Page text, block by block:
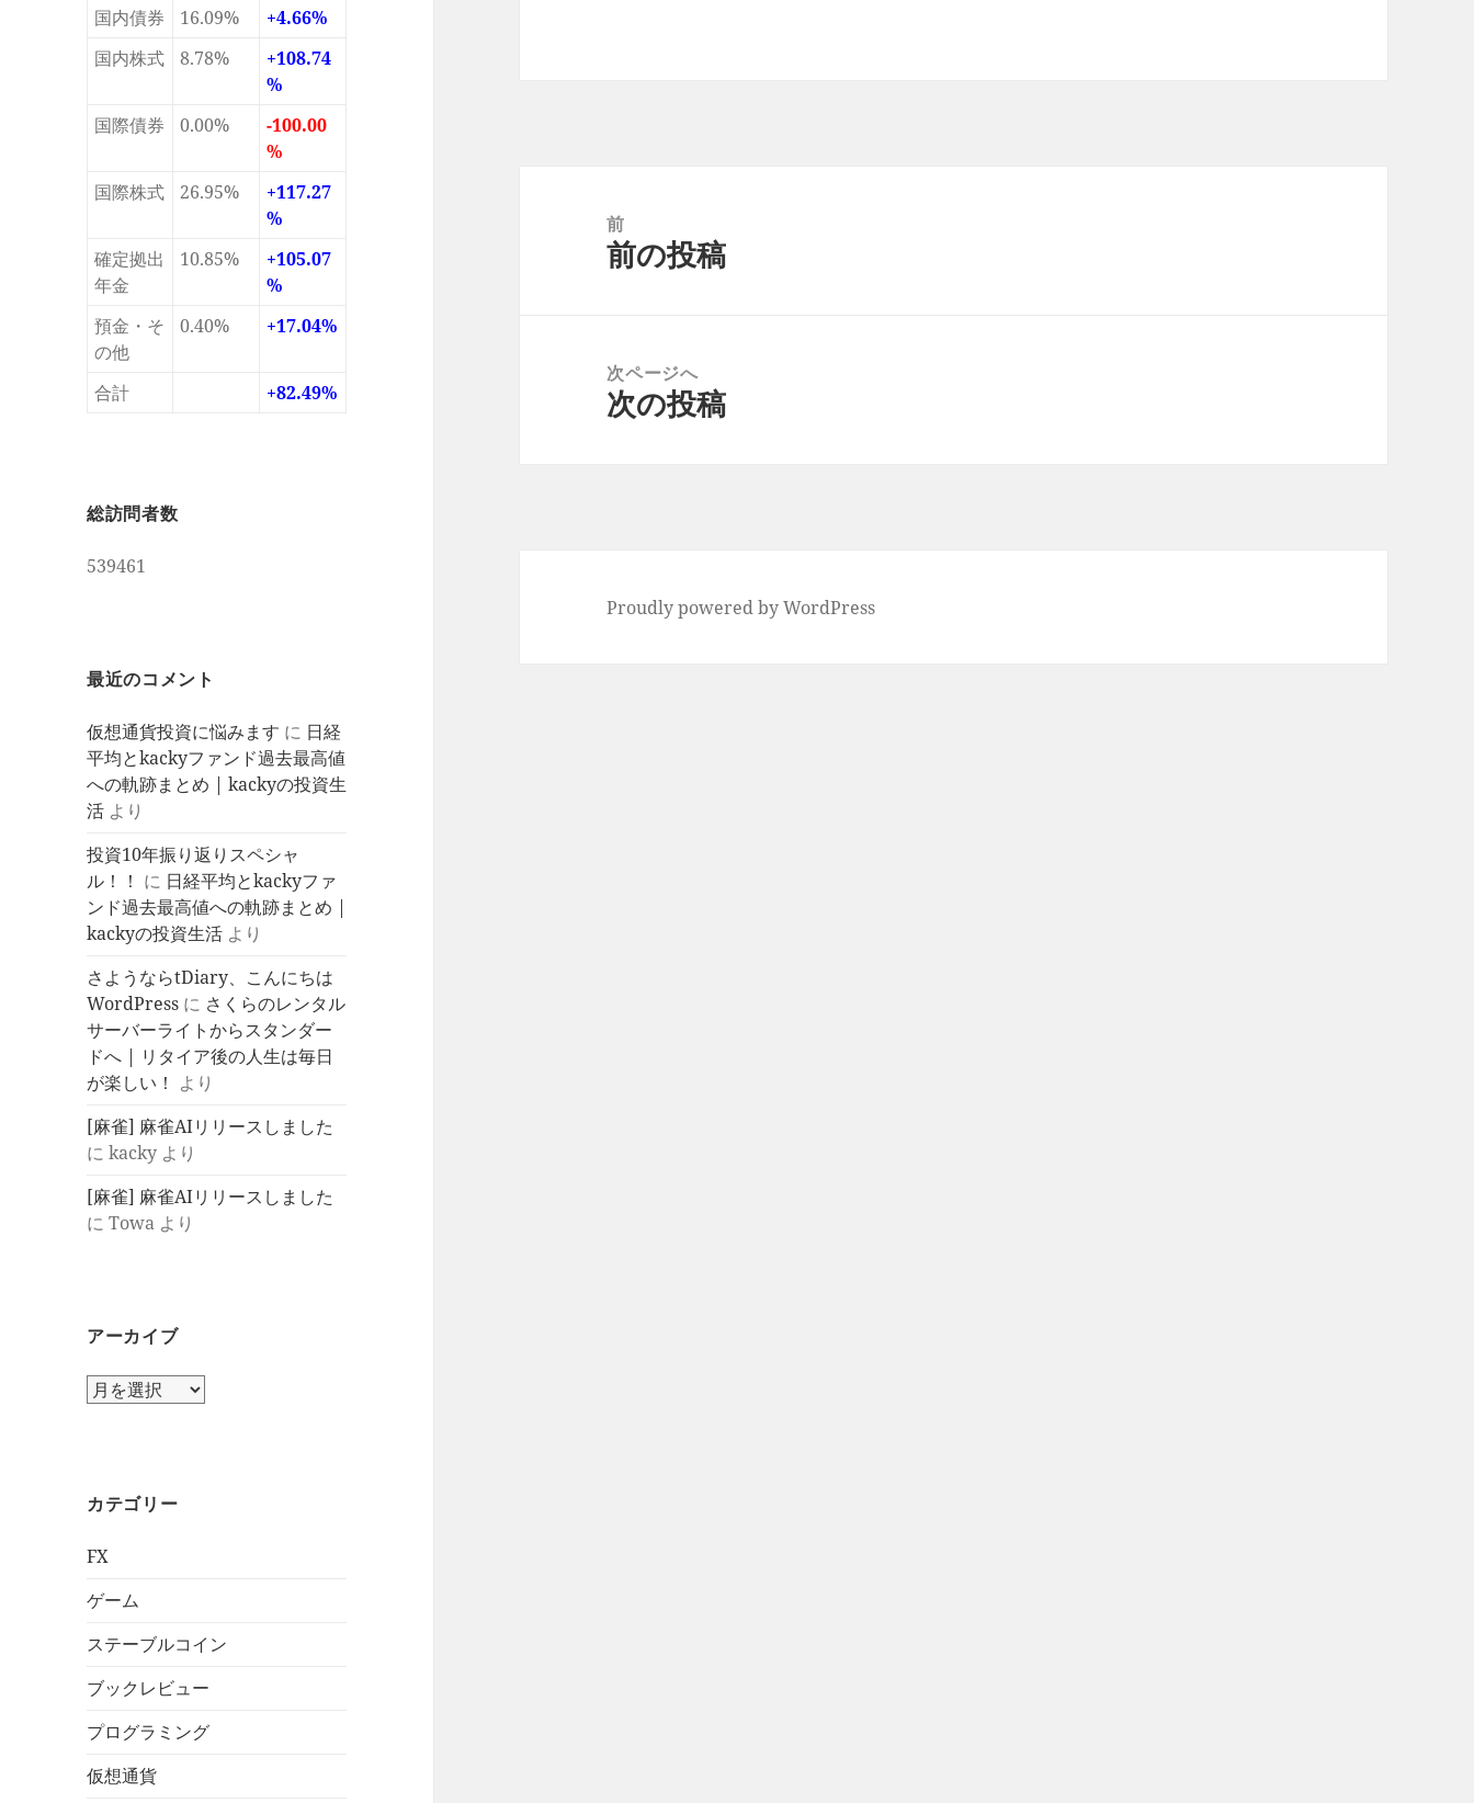
国内債券
16.09%
+4.66%
国内株式
8.78%
+108.74
%
国際債券
0.00%
-100.00
%
国際株式
26.95%
+117.27
%
確定拠出
年金
10.85%
+105.07
%
預金・そ
の他
0.40% +17.04%
合計 +82.49%
総訪問者数
539461
最近のコメント
仮想通貨投資に悩みます に 日経
平均とkackyファンド過去最高値
への軌跡まとめ | kackyの投資生
活 より
投資10年振り返りスペシャ
ル！！ に 日経平均とkackyファ
ンド過去最高値への軌跡まとめ |
kackyの投資生活 より
さようならtDiary、こんにちは
WordPress に さくらのレンタル
サーバーライトからスタンダー
ドへ | リタイア後の人生は毎日
が楽しい！ より
[麻雀] 麻雀AIリリースしました
にkacky より
[麻雀] 麻雀AIリリースしました
にTowa より
アーカイブ
ア
ブ
カテゴリー
FX
ゲーム
ステーブルコイン
ブックレビュー
プログラミング
仮想通貨
前
前
前の投稿
次ページへ
次
次の投稿
Proudly powered by WordPress